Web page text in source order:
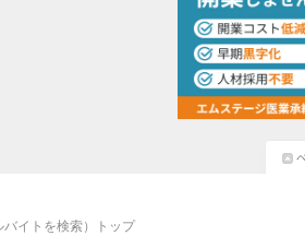
イトを検索）トップ